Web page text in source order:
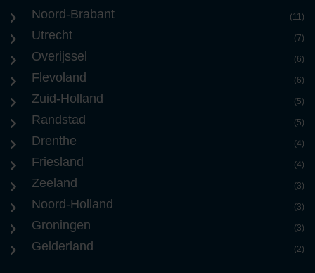
Noord-Brabant (11)
Utrecht (7)
Overijssel (6)
Flevoland (6)
Zuid-Holland (5)
Randstad (5)
Drenthe (4)
Friesland (4)
Zeeland (3)
Noord-Holland (3)
Groningen (3)
Gelderland (2)